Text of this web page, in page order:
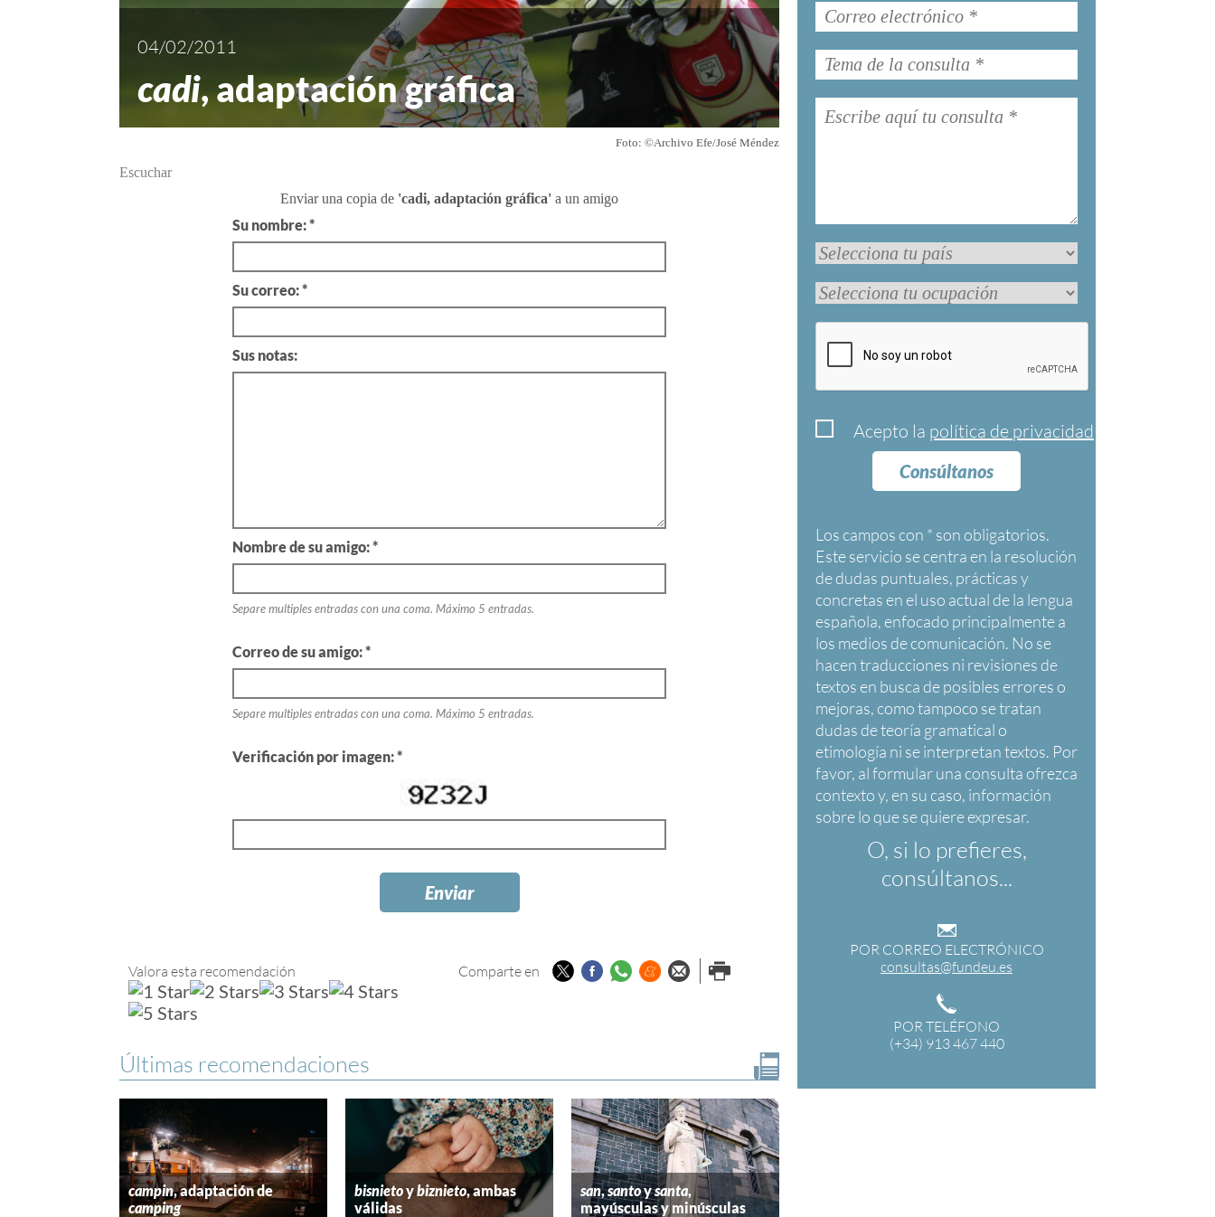
Acepto la política de privacidad
Consúltanos
Los campos con * son obligatorios
O, si lo prefieres,
consúltanos...
POR CORREO ELECTRÓNICO
consultas@fundeu.es
POR TELÉFONO
(+34) 913 467 440
04/02/2011
cadi, adaptación gráfica
Foto: ©Archivo Efe/José Méndez
Escuchar
Enviar una copia de 'cadi, adaptación gráfica' a un amigo
Su nombre: *
Su correo: *
Sus notas:
Nombre de su amigo: *
Separe multiples entradas con una coma. Máximo 5 entradas.
Correo de su amigo: *
Separe multiples entradas con una coma. Máximo 5 entradas.
Verificación por imagen: *
Valora esta recomendación Comparte en TwitterFacebook
Whatsapp
Menéame
Enviar porImprimir
Últimas recomendaciones
campin, adaptación de
camping
bisnietoybiznieto, ambas
válidas
san,santoysanta,
mayúsculas y minúsculas